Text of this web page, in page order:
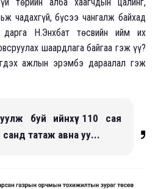
чадахгүй, бүсээ чангалж байхад
дарга Н.Энхбат төсвийн ийм их
шаардлага байгаа гэж үү?
ажлын эрэмбэ дараалал гэж
буй ийнхүү 110 сая
санд татаж авна уу...